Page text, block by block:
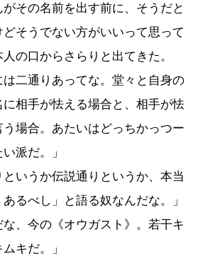
その名前を出す前に、そうだと
そうでない方がいいって思って
の口からさらりと出てきた。
は二通りあってな。堂々と自身の
相手が怯える場合と、相手が怯
う場合。あたいはどっちかっつー
派だ。」
というか伝説通りというか、本当
るべし」と語る奴なんだな。」
な、今の《オウガスト》。若干キ
キだ。」